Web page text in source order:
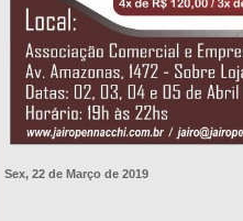
Sex, 22 de Março de 2019